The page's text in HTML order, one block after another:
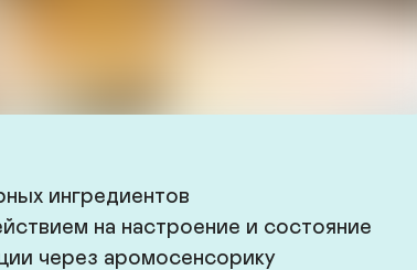
ингредиентов
на настроение и состояние
через аромосенсорику